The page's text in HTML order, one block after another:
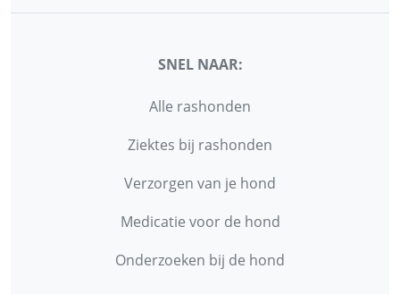
SNEL NAAR:
Alle rashonden
Ziektes bij rashonden
Verzorgen van je hond
Medicatie voor de hond
Onderzoeken bij de hond